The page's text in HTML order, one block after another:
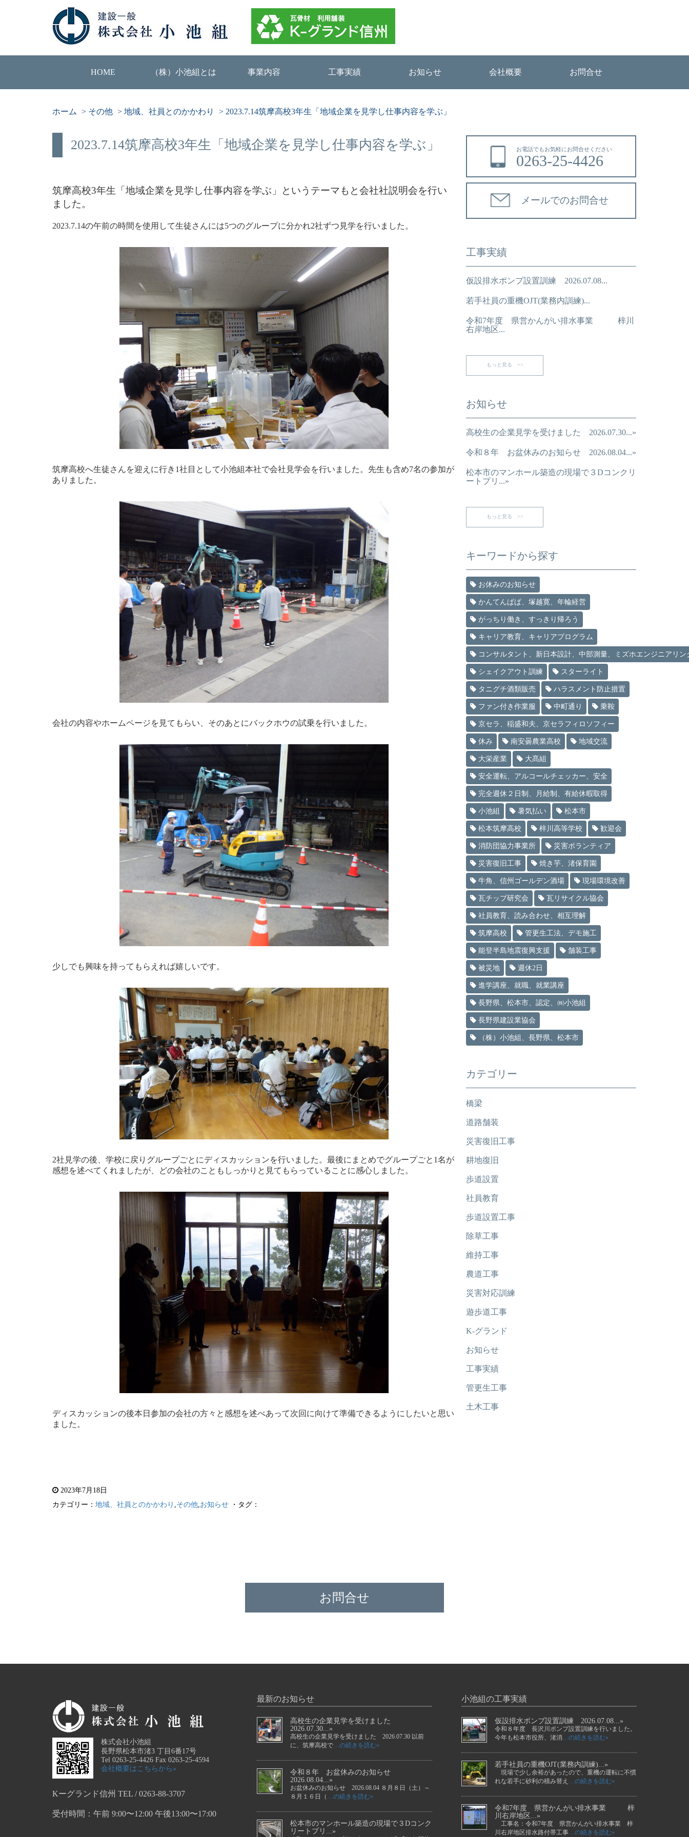
HOME （株）小池組とは 事業内容 工事実績 お知らせ 会社概要 お問合せ
ホーム > その他 > 地域、社員とのかかわり > 2023.7.14筑摩高校3年生「地域企業を見学し仕事内容を学ぶ」
2023.7.14筑摩高校3年生「地域企業を見学し仕事内容を学ぶ」
筑摩高校3年生「地域企業を見学し仕事内容を学ぶ」というテーマもと会社社説明会を行い
ました。
2023.7.14の午前の時間を使用して生徒さんには5つのグループに分かれ2社ずつ見学を行いました。
筑摩高校へ生徒さんを迎えに行き1社目として小池組本社で会社見学会を行いました。先生も含め7名の参加が
ありました。
会社の内容やホームページを見てもらい、そのあとにバックホウの試乗を行いました。
少しでも興味を持ってもらえれば嬉しいです。
2社見学の後、学校に戻りグループごとにディスカッションを行いました。最後にまとめでグループごと1名が
感想を述べてくれましたが、どの会社のこともしっかりと見てもらっていることに感心しました。
ディスカッションの後本日参加の会社の方々と感想を述べあって次回に向けて準備できるようにしたいと思い
ました。
2023年7月18日
カテゴリー： 地域、社員とのかかわり ,その他,お知らせ ・タグ：
お電話でもお気軽にお問合せください
0263-25-4426
メールでのお問合せ
工事実績
仮設排水ポンプ設置訓練 2026.07.08...
若手社員の重機OJT(業務内訓練)...
令和7年度 県営かんがい排水事業 梓川
右岸地区...
もっと見る >>
お知らせ
高校生の企業見学を受けました 2026.07.30...»
令和８年 お盆休みのお知らせ 2026.08.04...»
松本市のマンホール築造の現場で３Dコンクリ
ートプリ...»
もっと見る >>
キーワードから探す
お休みのお知らせ
かんてんぱぱ、塚越寛、年輪経営
がっちり働き、すっきり帰ろう
キャリア教育、キャリアプログラム
コンサルタント、新日本設計、中部測量、ミズホエンジニアリン
シェイクアウト訓練 スターライト
タニグチ酒類販売 ハラスメント防止措置
ファン付き作業服 中町通り 乗鞍
京セラ、稲盛和夫、京セラフィロソフィー
休み 南安曇農業高校 地域交流
大栄産業 大髙組
安全運転、アルコールチェッカー、安全
完全週休２日制、月給制、有給休暇取得
小池組 暑気払い 松本市
松本筑摩高校 梓川高等学校 歓迎会
消防団協力事業所 災害ボランティア
災害復旧工事 焼き芋、渚保育園
牛角、信州ゴールデン酒場 現場環境改善
瓦チップ研究会 瓦リサイクル協会
社員教育、読み合わせ、相互理解
筑摩高校 管更生工法、デモ施工
能登半島地震復興支援 舗装工事
被災地 週休2日
進学講座、就職、就業講座
長野県、松本市、認定、㈱小池組
長野県建設業協会
（株）小池組、長野県、松本市
カテゴリー
橋梁
道路舗装
災害復旧工事
耕地復旧
歩道設置
社員教育
歩道設置工事
除草工事
維持工事
農道工事
災害対応訓練
遊歩道工事
K-グランド
お知らせ
工事実績
管更生工事
土木工事
お問合せ
株式会社小池組
長野県松本市渚3 丁目6番17号
Tel 0263-25-4426 Fax 0263-25-4594
会社概要はこちらから»
Kーグランド信州 TEL / 0263-88-3707
受付時間：午前 9:00〜12:00 午後13:00〜17:00
最新のお知らせ
高校生の企業見学を受けました
2026.07.30...»
高校生の企業見学を受けました 2026.07.30 以前
に、筑摩高校で…の続きを読む»
令和８年 お盆休みのお知らせ
2026.08.04...»
お盆休みのお知らせ 2026.08.04 ８月８日（土）～
８月１６日（ …の続きを読む»
松本市のマンホール築造の現場で３Dコンク
リートプリ...»
小池組の工事実績
仮設排水ポンプ設置訓練 2026.07.08...»
令和８年度 長沢川ポンプ設置訓練を行いました。
今年も松本市役所、渚消…の続きを読む»
若手社員の重機OJT(業務内訓練)...»
現場で少し余裕があったので、重機の運転に不慣
れな若手に砂利の積み替え …の続きを読む»
令和7年度 県営かんがい排水事業 梓
川右岸地区...»
工事名：令和7年度 県営かんがい排水事業 梓
川右岸地区排水路付帯工事…の続きを読む»